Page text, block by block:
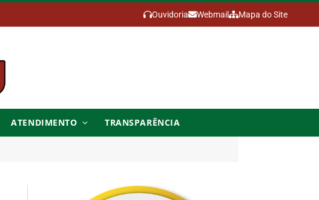
Ouvidoria Webmail Mapa do Site
ATENDIMENTO TRANSPARÊNCIA